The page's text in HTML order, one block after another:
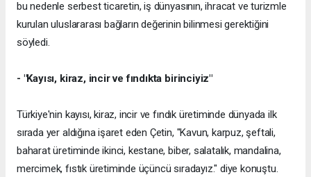
bu nedenle serbest ticaretin, iş dünyasının, ihracat ve turizmle
kurulan uluslararası bağların değerinin bilinmesi gerektiğini
söyledi.
- "Kayısı, kiraz, incir ve fındıkta birinciyiz"
Türkiye'nin kayısı, kiraz, incir ve fındık üretiminde dünyada ilk
sırada yer aldığına işaret eden Çetin, "Kavun, karpuz, şeftali,
baharat üretiminde ikinci, kestane, biber, salatalık, mandalina,
mercimek, fıstık üretiminde üçüncü sıradayız." diye konuştu.